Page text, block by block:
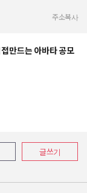
주소복사
만드는 아바타 공모
글쓰기